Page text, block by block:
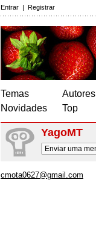
Entrar | Registrar
Temas
Novidades
Autores
Top
YagoMT
Enviar uma
cmota0627@gmail.com